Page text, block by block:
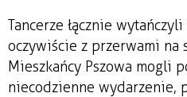
Tancerze łącznie
oczywiście z przerwami na
Mieszkańcy Pszowa mogli
niecodzienne wydarzenie,